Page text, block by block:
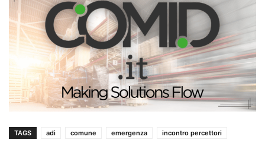
TAGS adi comune emergenza incontro percettori